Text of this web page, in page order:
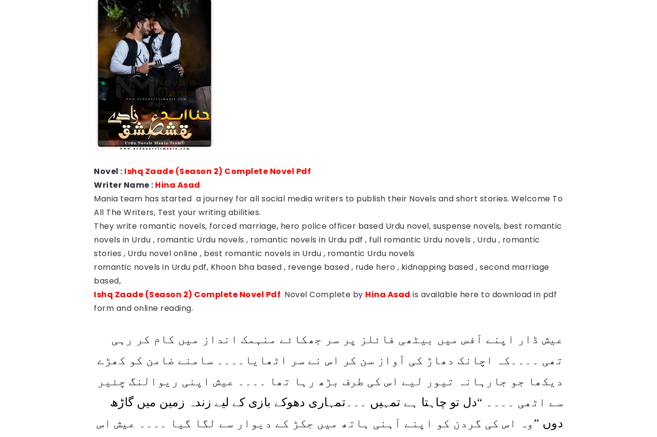
Novel : Ishq Zaade (Season 2) Complete Novel Pdf
Writer Name : Hina Asad
Mania team has started a journey for all social media writers to publish their Novels and short stories. Welcome To
All The Writers, Test your writing abilities.
They write romantic novels, forced marriage, hero police officer based Urdu novel, suspense novels, best romantic
novels in Urdu , romantic Urdu novels , romantic novels in Urdu pdf , full romantic Urdu novels , Urdu , romantic
stories , Urdu novel online , best romantic novels in Urdu , romantic Urdu novels
romantic novels in Urdu pdf, Khoon bha based , revenge based , rude hero , kidnapping based , second marriage
based,
Ishq Zaade (Season 2) Complete Novel Pdf Novel Complete by Hina Asad is available here to download in pdf
form and online reading.
عیش ڈار اپنے آفس میں بیٹھی فائلز پر سر جھکائے منہمک انداز میں کام کر رہی
تھی ۔۔۔۔کہ اچانک دھاڑ کی آواز سن کر اس نے سر اٹھایا۔۔۔۔ سامنے ضامن کو کھڑے
دیکھا جو جارہانہ تیور لیے اس کی طرف بڑھ رہا تھا ۔۔۔۔ عیش اپنی ریوالنگ چئیر
سے اٹھی ۔۔۔۔ “دل تو چاہتا ہے تمہیں ۔۔۔تمہاری دھوکے بازی کے لیے زندہ زمین میں گاڑھ
دوں ” وہ اس کی گردن کو اپنے آہنی ہاتھ میں جکڑ کے دیوار سے لگا گیا ۔۔۔۔ عیش اس